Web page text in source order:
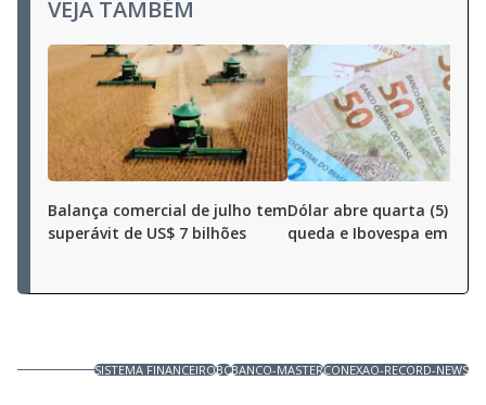
VEJA TAMBÉM
Balança comercial de julho tem
superávit de US$ 7 bilhões
Dólar abre quarta (5) em
queda e Ibovespa em alta
SISTEMA FINANCEIROBCBANCO-MASTERCONEXAO-RECORD-NEWS